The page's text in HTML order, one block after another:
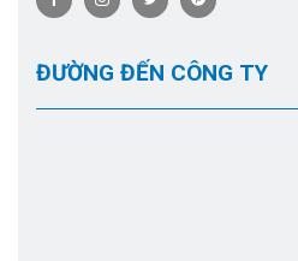
ĐƯỜNG ĐẾN CÔNG TY